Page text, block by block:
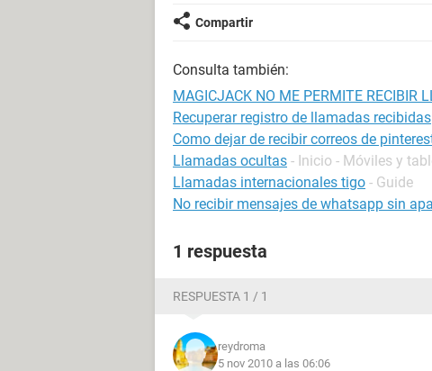
Compartir
Consulta también:
MAGICJACK NO ME PERMITE RECIBIR
Recuperar registro de llamadas recibidas
Como dejar de recibir correos de
Llamadas ocultas - Inicio - Móviles y
Llamadas internacionales tigo - Guide
No recibir mensajes de whatsapp sin
1 respuesta
RESPUESTA 1 / 1
reydroma
5 nov 2010 a las 06:06